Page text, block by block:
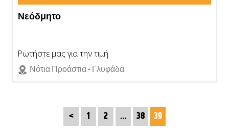
Νεόδμητο
Ρωτήστε μας για την τιμή
Νότια Προάστια - Γλυφάδα
< 1 2 … 38 39